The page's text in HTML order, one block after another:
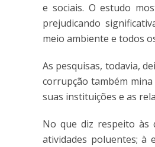
e sociais. O estudo
prejudicando
meio ambiente e todos
As pesquisas, todavia,
corrupção também
suas instituições e as
No que diz respeito às
atividades poluentes; à